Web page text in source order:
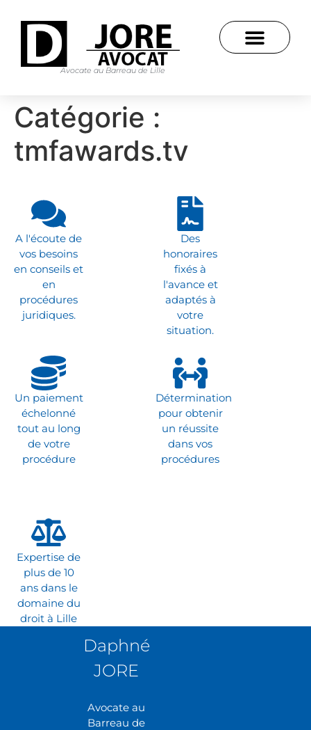
Avocate au Barreau de Lille
Catégorie :
tmfawards.tv
A l'écoute de
vos besoins
en conseils et
en
procédures
juridiques.
Des
honoraires
fixés à
l'avance et
adaptés à
votre
situation.
Un paiement
échelonné
tout au long
de votre
procédure
Détermination
pour obtenir
un réussite
dans vos
procédures
Expertise de
plus de 10
ans dans le
domaine du
droit à Lille
Daphné
JORE
Avocate au
Barreau de